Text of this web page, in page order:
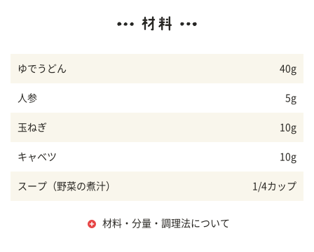
ゆでうどん 40g
人参 5g
玉ねぎ 10g
キャベツ 10g
スープ（野菜の煮汁） 1/4カップ
材料・分量・調理法について